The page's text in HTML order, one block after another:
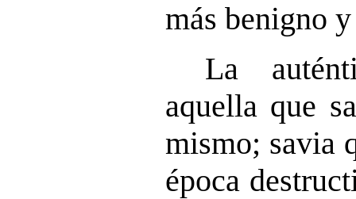
más benigno
La
aquella que
mismo; savia
época